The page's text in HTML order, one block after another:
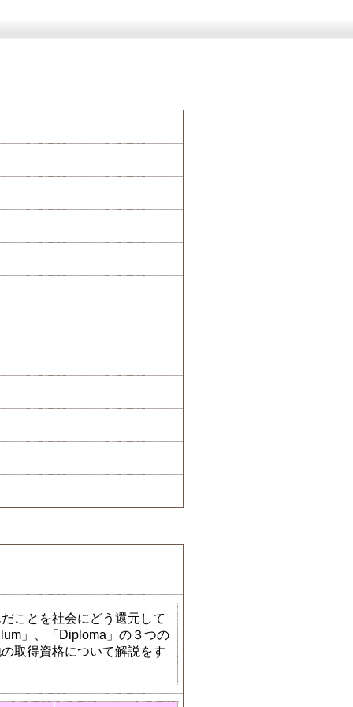
ことを社会にどう還元して
」、「Diploma」の３つの
取得資格について解説をす